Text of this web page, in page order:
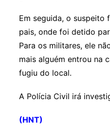
Em seguida, o suspeito
pais, onde foi detido
Para os militares, ele
mais alguém entrou na
fugiu do local.
A Polícia Civil irá
(HNT)